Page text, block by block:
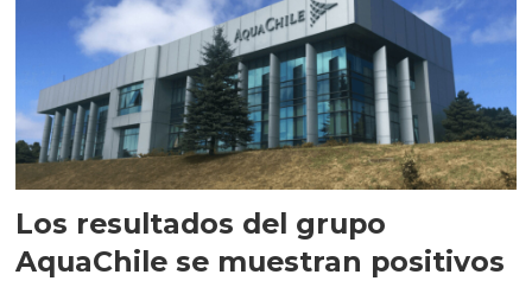
Los resultados del grupo
AquaChile se muestran positivos